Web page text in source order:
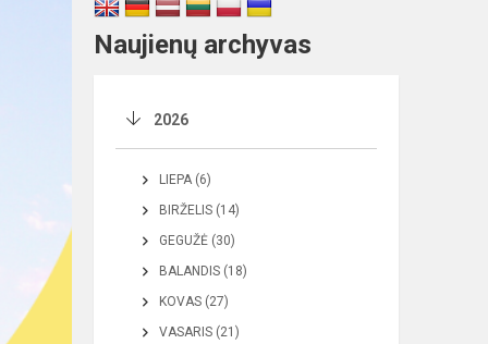
Naujienų archyvas
2026
LIEPA (6)
BIRŽELIS (14)
GEGUŽĖ (30)
BALANDIS (18)
KOVAS (27)
VASARIS (21)